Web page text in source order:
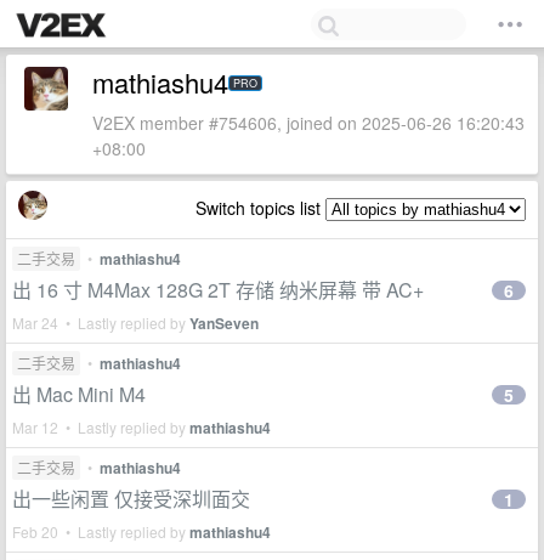
mathiashu4 PRO
V2EX member #754606, joined on 2025-06-26 16:20:43
+08:00
Switch topics list
二手交易 • mathiashu4
出 16 寸 M4Max 128G 2T 存储 纳米屏幕 带 AC+
Mar 24 • Lastly replied byYanSeven
6
二手交易 • mathiashu4
出 Mac Mini M4
Mar 12 • Lastly replied bymathiashu4
5
二手交易 • mathiashu4
出一些闲置 仅接受深圳面交
Feb 20 • Lastly replied bymathiashu4
1